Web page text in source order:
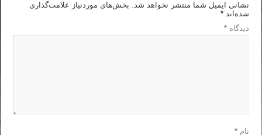
نشانی ایمیل شما منتشر نخواهد شد. بخش‌های موردنیاز علامت‌گذاری
شده‌اند*
دیدگاه*
نام*